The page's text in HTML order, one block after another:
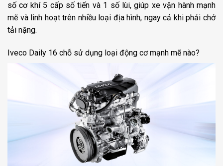
số cơ khí 5 cấp số tiến và 1 số lùi, giúp xe vận hành mạnh
mẽ và linh hoạt trên nhiều loại địa hình, ngay cả khi phải chở
tải nặng.
Iveco Daily 16 chỗ sử dụng loại động cơ mạnh mẽ nào?